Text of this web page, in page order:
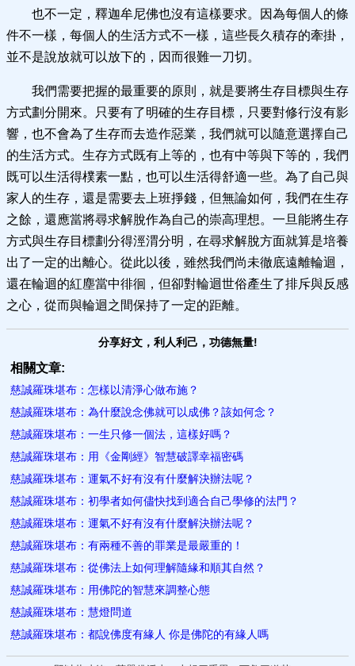
也不一定，釋迦牟尼佛也沒有這樣要求。因為每個人的條
件不一樣，每個人的生活方式不一樣，這些長久積存的牽掛，
並不是說放就可以放下的，因而很難一刀切。
我們需要把握的最重要的原則，就是要將生存目標與生存
方式劃分開來。只要有了明確的生存目標，只要對修行沒有影
響，也不會為了生存而去造作惡業，我們就可以隨意選擇自己
的生活方式。生存方式既有上等的，也有中等與下等的，我們
既可以生活得樸素一點，也可以生活得舒適一些。為了自己與
家人的生存，還是需要去上班掙錢，但無論如何，我們在生存
之餘，還應當將尋求解脫作為自己的崇高理想。一旦能將生存
方式與生存目標劃分得涇渭分明，在尋求解脫方面就算是培養
出了一定的出離心。從此以後，雖然我們尚未徹底遠離輪迴，
還在輪迴的紅塵當中徘徊，但卻對輪迴世俗產生了排斥與反感
之心，從而與輪迴之間保持了一定的距離。
分享好文，利人利己，功德無量!
相關文章:
慈誠羅珠堪布：怎樣以清淨心做布施？​
慈誠羅珠堪布：為什麼說念佛就可以成佛？該如何念？
慈誠羅珠堪布：一生只修一個法，這樣好嗎？
慈誠羅珠堪布：用《金剛經》智慧破譯幸福密碼
慈誠羅珠堪布：運氣不好有沒有什麼解決辦法呢？
慈誠羅珠堪布：初學者如何儘快找到適合自己學修的法門？
慈誠羅珠堪布：運氣不好有沒有什麼解決辦法呢？
慈誠羅珠堪布：有兩種不善的罪業是最嚴重的！
慈誠羅珠堪布：從佛法上如何理解隨緣和順其自然？
慈誠羅珠堪布：用佛陀的智慧來調整心態
慈誠羅珠堪布：慧燈問道
慈誠羅珠堪布：都說佛度有緣人 你是佛陀的有緣人嗎